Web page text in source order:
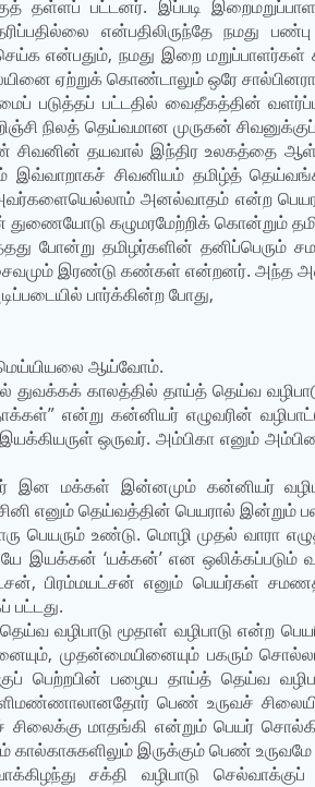
தள்ளப் பட்டனர். இப்படி
என்பதிலிருந்தே
என்பதும், நமது இறை மறுப்பாளர்கள்
ஏற்றுக் கொண்டாலும் ஒரே
படுத்தப் பட்டதில் வைதீகத்தின்
நிலத் தெய்வமான முருகன்
சிவனின் தயவால் இந்திர உலகத்தை
சிவனியம் தமிழ்த்
அனல்வாதம் என்ற
துணையோடு கழுமரமேற்றிக் கொன்றும்
போன்று தமிழர்களின்
சைவமும் இரண்டு கண்கள் என்றனர். அந்த
பார்க்கின்ற போது,
மெய்யியலை ஆய்வோம்.
துவக்கக் காலத்தில் தாய்த் தெய்வ
என்று கன்னியர் எழுவரின்
ஒருவர். அம்பிகா எனும்
இன மக்கள் இன்னமும் கன்னியர்
எனும் தெய்வத்தின் பெயரால் இன்றும்
பெயரும் உண்டு. மொழி முதல் வாரா
இயக்கன் ‘யக்கன்’ என ஒலிக்கப்படும்
பிரம்மயட்சன் எனும் பெயர்கள்
பட்டது.
வழிபாடு மூதாள் வழிபாடு என்ற
முதன்மையினையும் பகரும்
பெற்றபின் பழைய தாய்த் தெய்வ
களிமண்ணாலானதோர் பெண் உருவச்
சிலைக்கு மாதங்கி என்றும் பெயர்
கால்காசுகளிலும் இருக்கும் பெண்
சக்தி வழிபாடு